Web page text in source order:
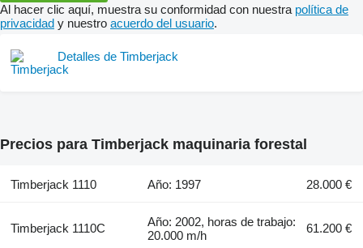
Al hacer clic aquí, muestra su conformidad con nuestra política de
privacidad y nuestro acuerdo del usuario.
Detalles de Timberjack
Precios para Timberjack maquinaria forestal
Timberjack 1110 Año: 1997 28.000 €
Timberjack 1110C
Año: 2002, horas de trabajo:
20.000 m/h
61.200 €